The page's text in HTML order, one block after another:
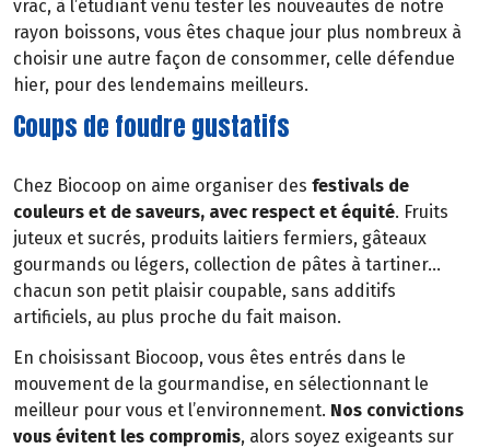
vrac, à l’étudiant venu tester les nouveautés de notre
rayon boissons, vous êtes chaque jour plus nombreux à
choisir une autre façon de consommer, celle défendue
hier, pour des lendemains meilleurs.
Coups de foudre gustatifs
Chez Biocoop on aime organiser des festivals de
couleurs et de saveurs, avec respect et équité. Fruits
juteux et sucrés, produits laitiers fermiers, gâteaux
gourmands ou légers, collection de pâtes à tartiner…
chacun son petit plaisir coupable, sans additifs
artificiels, au plus proche du fait maison.
En choisissant Biocoop, vous êtes entrés dans le
mouvement de la gourmandise, en sélectionnant le
meilleur pour vous et l’environnement. Nos convictions
vous évitent les compromis, alors soyez exigeants sur